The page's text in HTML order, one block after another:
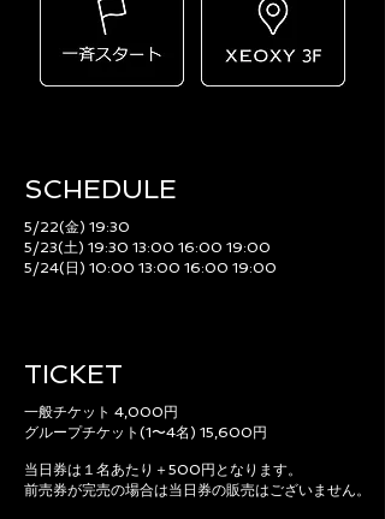
SCHEDULE​
5/22(金) 19:30
5/23(土) 19:30 13:00 16:00 19:00
5/24(日) 10:00 13:00 16:00 19:00
TICKET
一般チケット 4,000円
グループチケット(1〜4名) 15,600円
当日券は１名あたり＋500円となります。
前売券が完売の場合は当日券の販売はございません。